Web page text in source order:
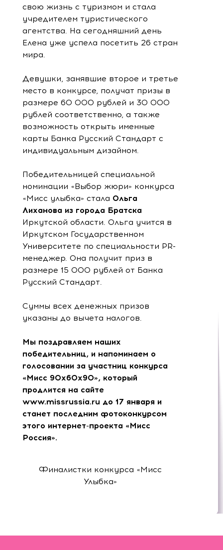
свою жизнь с туризмом и стала
учредителем туристического
агентства. На сегодняшний день
Елена уже успела посетить 26 стран
мира.
Девушки, занявшие второе и третье
место в конкурсе, получат призы в
размере 60 000 рублей и 30 000
рублей соответственно, а также
возможность открыть именные
карты Банка Русский Стандарт с
индивидуальным дизайном.
Победительницей специальной
номинации «Выбор жюри» конкурса
«Мисс улыбка» стала Ольга
Лиханова из города Братска
Иркутской области. Ольга учится в
Иркутском Государственном
Университете по специальности PR-
менеджер. Она получит приз в
размере 15 000 рублей от Банка
Русский Стандарт.
Суммы всех денежных призов
указаны до вычета налогов.
Мы поздравляем наших
победительниц, и напоминаем о
голосовании за участниц конкурса
«Мисс 90х60х90», который
продлится на сайте
www.missrussia.ru до 17 января и
станет последним фотоконкурсом
этого интернет-проекта «Мисс
Россия».
Финалистки конкурса «Мисс
Улыбка»